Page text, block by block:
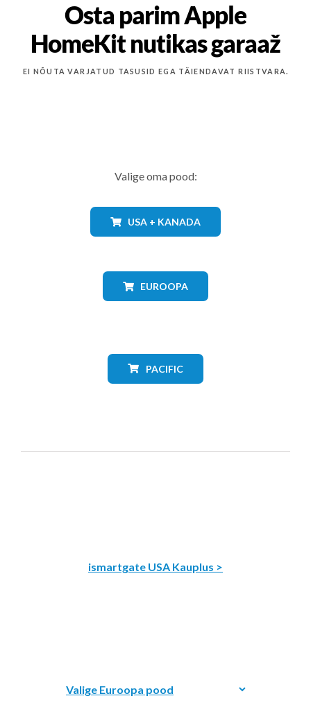
Osta parim Apple
HomeKit nutikas garaaž
EI NÕUTA VARJATUD TASUSID EGA TÄIENDAVAT RIISTVARA.
Valige oma pood:
USA + KANADA
EUROOPA
PACIFIC
ismartgate USA Kauplus >